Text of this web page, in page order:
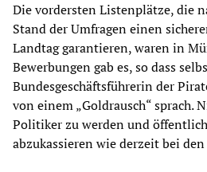
Die vordersten Listenplätze, die
Stand der Umfragen einen
Landtag garantieren, waren in
Bewerbungen gab es, so dass
Bundesgeschäftsführerin der
von einem „Goldrausch“ sprach.
Politiker zu werden und
abzukassieren wie derzeit bei